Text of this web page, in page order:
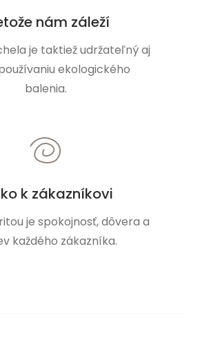
nám záleží
je taktiež udržateľný aj
ekologického
balenia.
k zákazníkovi
je spokojnosť, dôvera a
každého zákazníka.